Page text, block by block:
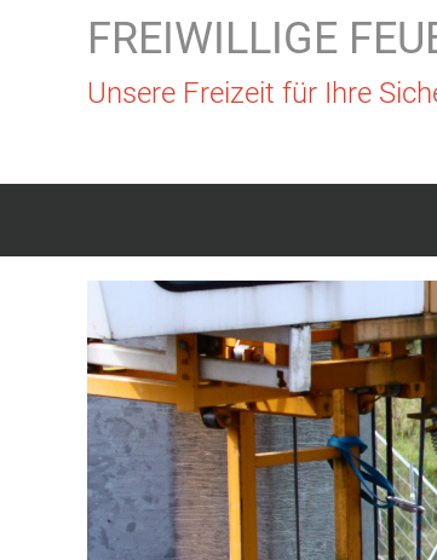
FREIWILLIGE
Unsere Freizeit für Ihre